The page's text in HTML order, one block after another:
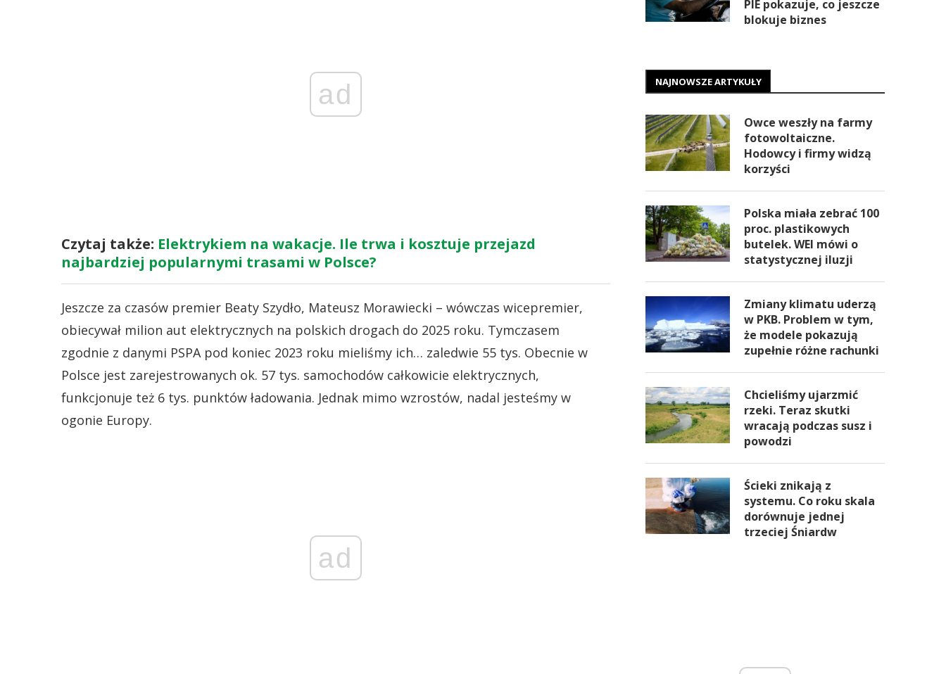
ad
Czytaj także: Elektrykiem na wakacje. Ile trwa i kosztuje przejazd
najbardziej popularnymi trasami w Polsce?
Jeszcze za czasów premier Beaty Szydło, Mateusz Morawiecki – wówczas wicepremier,
obiecywał milion aut elektrycznych na polskich drogach do 2025 roku. Tymczasem
zgodnie z danymi PSPA pod koniec 2023 roku mieliśmy ich… zaledwie 55 tys. Obecnie w
Polsce jest zarejestrowanych ok. 57 tys. samochodów całkowicie elektrycznych,
funkcjonuje też 6 tys. punktów ładowania. Jednak mimo wzrostów, nadal jesteśmy w
ogonie Europy.
ad
PIE pokazuje, co jeszcze
blokuje biznes
NAJNOWSZE ARTYKUŁY
Owce weszły na farmy
fotowoltaiczne.
Hodowcy i firmy widzą
korzyści
Polska miała zebrać 100
proc. plastikowych
butelek. WEI mówi o
statystycznej iluzji
Zmiany klimatu uderzą
w PKB. Problem w tym,
że modele pokazują
zupełnie różne rachunki
Chcieliśmy ujarzmić
rzeki. Teraz skutki
wracają podczas susz i
powodzi
Ścieki znikają z
systemu. Co roku skala
dorównuje jednej
trzeciej Śniardw